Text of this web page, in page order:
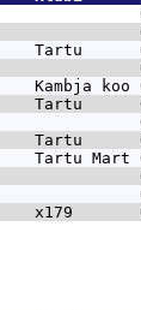
Tartu
koo
Tartu
Mart
x179